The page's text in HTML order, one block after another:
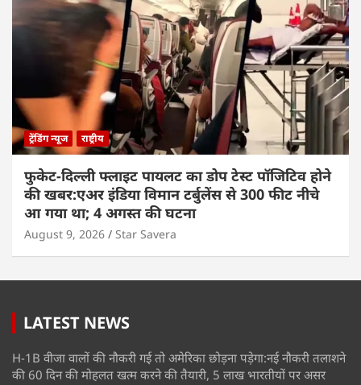
ट्रेंडिंग न्यूज राष्ट्रीय
फुकेट-दिल्ली फ्लाइट पायलट का डोप टेस्ट पॉजिटिव होने
की खबर:एअर इंडिया विमान टर्बुलेंस से 300 फीट नीचे
आ गया था; 4 अगस्त की घटना
August 9, 2026 Star Savera
LATEST NEWS
H-1B वीजा वालों की नौकरी गई तो अमेरिका छोड़ना पड़ेगा:नई नौकरी तलाशने
की 60 दिन की मोहलत खत्म करने की तैयारी, 5 लाख भारतीयों पर असर